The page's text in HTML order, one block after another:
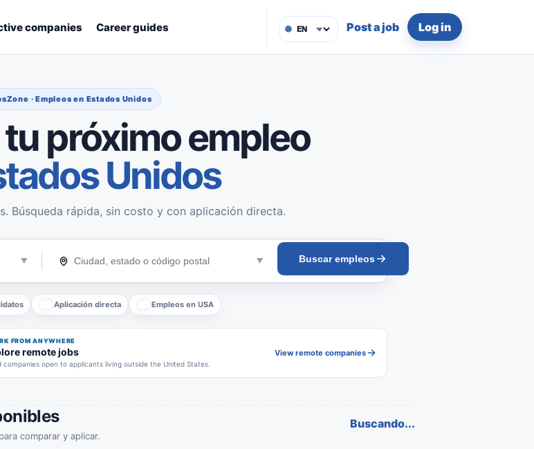
companies Career guides 🌐 Post a job Log in
· Empleos en Estados Unidos
próximo empleo
Unidos
Búsqueda rápida, sin costo y con aplicación directa.
Buscar empleos
Aplicación directa Empleos en USA
FROM ANYWHERE
remote jobs
open to applicants living outside the United States.
View remote companies
comparar y aplicar.
Buscando...